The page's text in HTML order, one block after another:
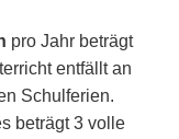
pro Jahr beträgt
entfällt an
Schulferien.
beträgt 3 volle